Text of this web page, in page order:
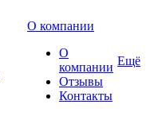
О компании
О
компании
Отзывы
Контакты
Ещё